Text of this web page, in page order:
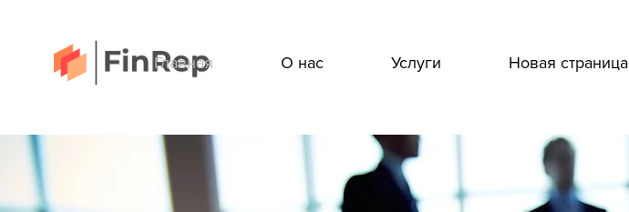
Главная О нас Услуги Новая страница